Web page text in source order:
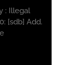
: Illegal
[sdb] Add.